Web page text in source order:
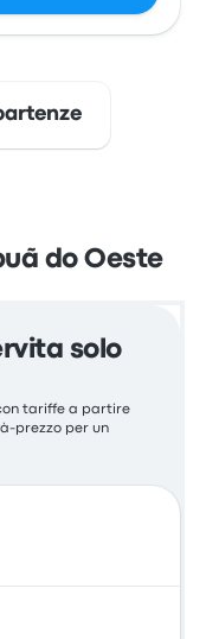
do Oeste
solo
tariffe a partire
prezzo per un